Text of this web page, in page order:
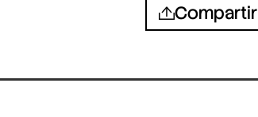
Compartir